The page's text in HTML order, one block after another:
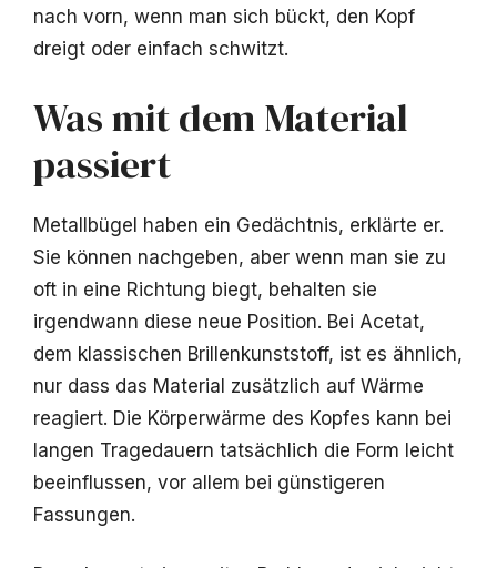
nach vorn, wenn man sich bückt, den Kopf
dreigt oder einfach schwitzt.
Was mit dem Material
passiert
Metallbügel haben ein Gedächtnis, erklärte er.
Sie können nachgeben, aber wenn man sie zu
oft in eine Richtung biegt, behalten sie
irgendwann diese neue Position. Bei Acetat,
dem klassischen Brillenkunststoff, ist es ähnlich,
nur dass das Material zusätzlich auf Wärme
reagiert. Die Körperwärme des Kopfes kann bei
langen Tragedauern tatsächlich die Form leicht
beeinflussen, vor allem bei günstigeren
Fassungen.